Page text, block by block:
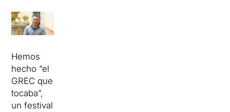
Hemos
hecho “el
GREC que
tocaba”,
un festival